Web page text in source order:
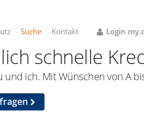
Suche Kontakt Login
schnelle
und ich. Mit Wünschen von A